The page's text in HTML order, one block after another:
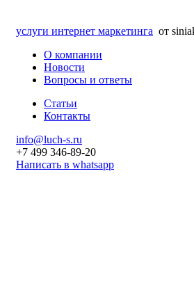
услуги интернет маркетинга от
О компании
Новости
Вопросы и ответы
Статьи
Контакты
info@luch-s.ru
+7 499 346-89-20
Написать в whatsapp